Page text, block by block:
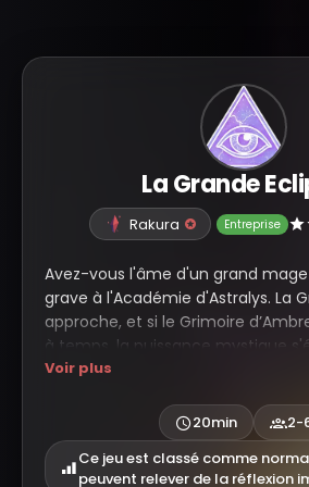
La Grande
Rakura Entreprise
Avez-vous l'âme d'un grand
grave à l'Académie d'Astralys. La
approche, et si le Grimoire
à temps, la puissance mystique
Participez dès maintenant à cet
votre intuition en moins de 20
Vivez une expérience de magie
depuis votre navigateur. Pas
Voir plus
20min
2-
Ce jeu est classé comme
peuvent relever de la réflexion